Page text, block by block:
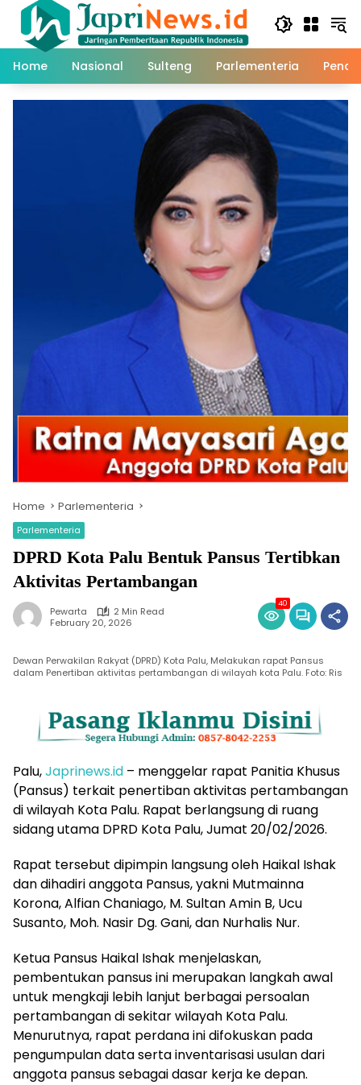
content
Home
Nasional Sulteng Parlementeria
Home Parlementeria
Parlementeria
DPRD Kota Palu Bentuk Pansus Tertibkan
Aktivitas Pertambangan
Pewarta
2 Min Read
February 20, 2026
40
Dewan Perwakilan Rakyat (DPRD) Kota Palu, Melakukan rapat Pansus
dalam Penertiban aktivitas pertambangan di wilayah kota Palu. Foto: Ris
Palu,Japrinews.id – menggelar rapat Panitia Khusus
(Pansus) terkait penertiban aktivitas pertambangan
di wilayah Kota Palu. Rapat berlangsung di ruang
sidang utama DPRD Kota Palu, Jumat 20/02/2026.
Rapat tersebut dipimpin langsung oleh Haikal Ishak
dan dihadiri anggota Pansus, yakni Mutmainna
Korona, Alfian Chaniago, M. Sultan Amin B, Ucu
Susanto, Moh. Nasir Dg. Gani, dan Nurhalis Nur.
Ketua Pansus Haikal Ishak menjelaskan,
pembentukan pansus ini merupakan langkah awal
untuk mengkaji lebih lanjut berbagai persoalan
pertambangan di sekitar wilayah Kota Palu.
Menurutnya, rapat perdana ini difokuskan pada
pengumpulan data serta inventarisasi usulan dari
anggota pansus sebagai dasar kerja ke depan.